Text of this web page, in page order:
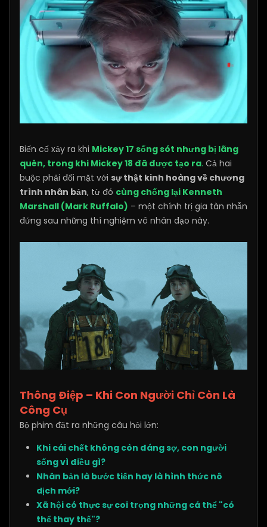
Biến cố xảy ra khi Mickey 17 sống sót nhưng bị lãng
quên, trong khi Mickey 18 đã được tạo ra. Cả hai
buộc phải đối mặt với sự thật kinh hoàng về chương
trình nhân bản, từ đó cùng chống lại Kenneth
Marshall (Mark Ruffalo) – một chính trị gia tàn nhẫn
đứng sau những thí nghiệm vô nhân đạo này.
Thông Điệp – Khi Con Người Chỉ Còn Là
Công Cụ
Bộ phim đặt ra những câu hỏi lớn:
Khi cái chết không còn đáng sợ, con người
sống vì điều gì?
Nhân bản là bước tiến hay là hình thức nô
dịch mới?
Xã hội có thực sự coi trọng những cá thể "có
thể thay thế"?